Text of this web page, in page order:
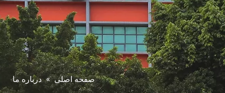
صفحه اصلی » درباره ما